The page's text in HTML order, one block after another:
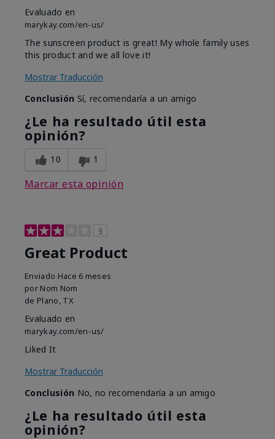
Evaluado en
marykay.com/en-us/
The sunscreen product is great! My whole family uses
this product and we all love it!
Mostrar Traducción
Conclusión Sí, recomendaría a un amigo
¿Le ha resultado útil esta
opinión?
10 1
Marcar esta opinión
3
Great Product
Enviado Hace 6 meses
por Nom Nom
de Plano, TX
Evaluado en
marykay.com/en-us/
Liked It
Mostrar Traducción
Conclusión No, no recomendaría a un amigo
¿Le ha resultado útil esta
opinión?